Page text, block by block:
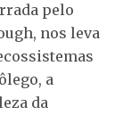
pelo
nos leva
a
da